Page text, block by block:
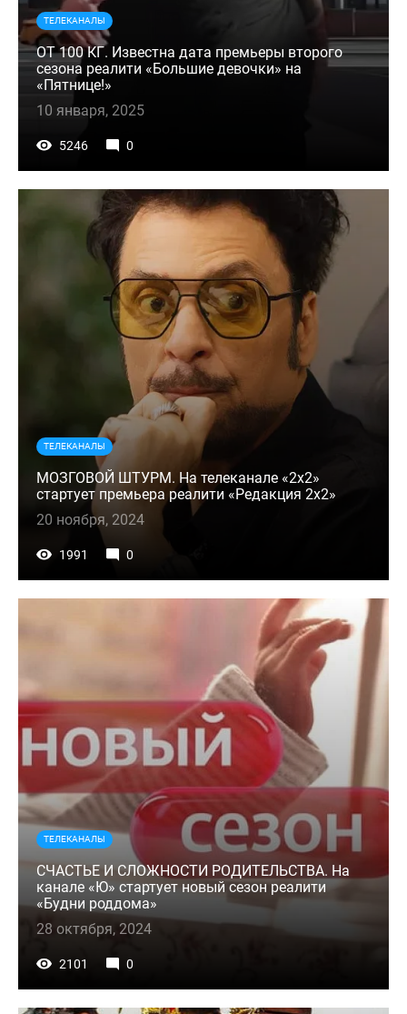
ТЕЛЕКАНАЛЫ
ОТ 100 КГ. Известна дата премьеры второго
сезона реалити «Большие девочки» на
«Пятнице!»
10 января, 2025
5246 0
ТЕЛЕКАНАЛЫ
МОЗГОВОЙ ШТУРМ. На телеканале «2x2»
стартует премьера реалити «Редакция 2x2»
20 ноября, 2024
1991 0
ТЕЛЕКАНАЛЫ
СЧАСТЬЕ И СЛОЖНОСТИ РОДИТЕЛЬСТВА. На
канале «Ю» стартует новый сезон реалити
«Будни роддома»
28 октября, 2024
2101 0